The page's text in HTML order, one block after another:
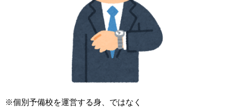
※個別予備校を運営する身、ではなく